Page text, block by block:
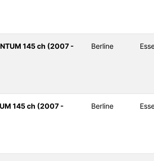
145 ch (2007 -
Berline
145 ch (2007 -
Berline